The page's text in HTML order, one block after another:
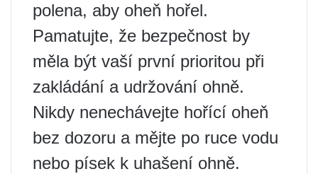
polena, aby oheň hořel.
Pamatujte, že bezpečnost by
měla být vaší první prioritou při
zakládání a udržování ohně.
Nikdy nenechávejte hořící oheň
bez dozoru a mějte po ruce vodu
nebo písek k uhašení ohně.